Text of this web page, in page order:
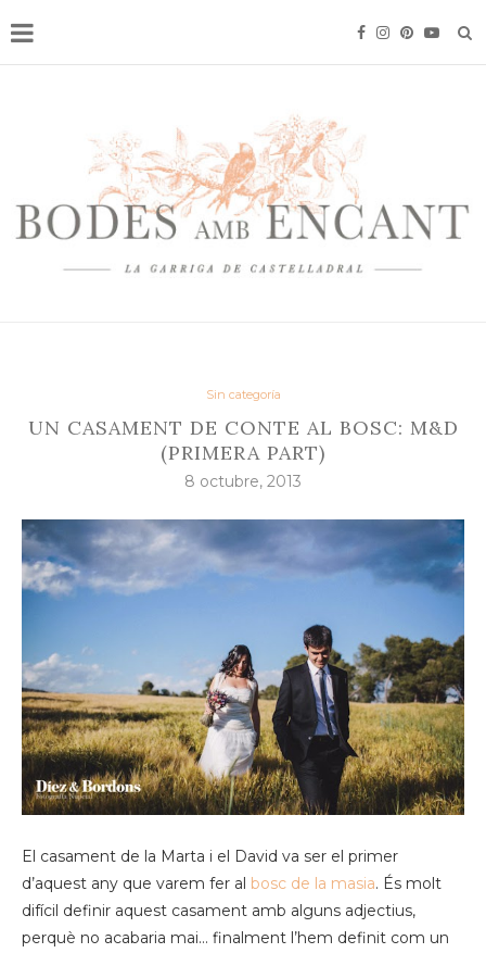
Sin categoría
UN CASAMENT DE CONTE AL BOSC: M&D
(PRIMERA PART)
8 octubre, 2013
El casament de la Marta i el David va ser el primer
d’aquest any que varem fer al bosc de la masia. És molt
difícil definir aquest casament amb alguns adjectius,
perquè no acabaria mai… finalment l’hem definit com un